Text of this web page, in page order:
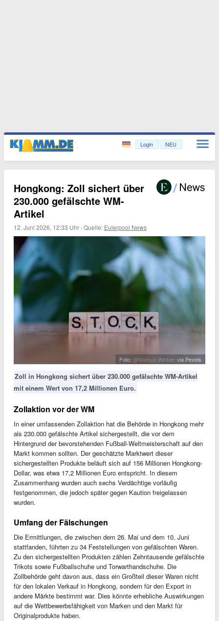
Login NEU
Hongkong: Zoll sichert über
230.000 gefälschte WM-
Artikel
12. Juni 2026, 12:33 Uhr ·Quelle: Eulerpool News
Foto: @Markus Winklervia Pexels
Zoll in Hongkong sichert über 230.000 gefälschte WM-Artikel
mit einem Wert von 17,2 Millionen Euro.
Zollaktion vor der WM
In einer umfassenden Zollaktion hat die Behörde in Hongkong mehr
als 230.000 gefälschte Artikel sichergestellt, die vor dem
Hintergrund der bevorstehenden Fußball-Weltmeisterschaft auf den
Markt kommen sollten. Der geschätzte Marktwert dieser
sichergestellten Produkte beläuft sich auf 156 Millionen Hongkong-
Dollar, was etwa 17,2 Millionen Euro entspricht. In diesem
Zusammenhang wurden auch sechs Verdächtige vorläufig
festgenommen, die jedoch später gegen Kaution freigelassen
wurden.
Umfang der Fälschungen
Die Ermittlungen, die zwischen dem 26. Mai und dem 10. Juni
stattfanden, führten zu 34 Feststellungen von gefälschten Waren.
Zu den sichergestellten Produkten zählen Zehntausende gefälschte
Trikots sowie Fußballschuhe und Torwarthandschuhe. Die
Zollbehörde geht davon aus, dass ein Großteil dieser Waren nicht
für den lokalen Verkauf in Hongkong, sondern für den Export in
andere Märkte bestimmt war. Dies könnte erhebliche Auswirkungen
auf die Wettbewerbsfähigkeit von Marken und den Markt für
Originalprodukte haben.